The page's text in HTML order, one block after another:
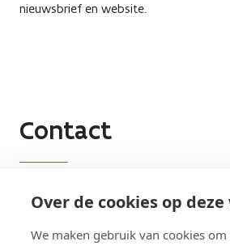
Over de cookies op
We maken gebruik van cookies
nieuwsbrief en website.
Contact